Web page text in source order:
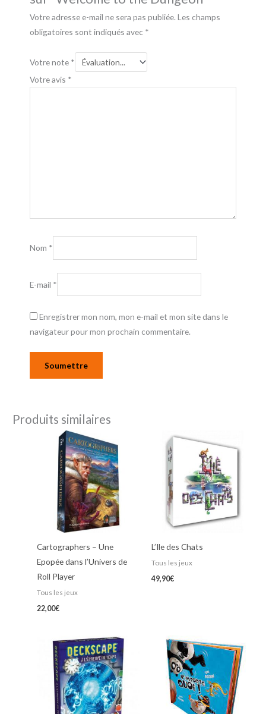
Votre adresse e-mail ne sera pas publiée. Les champs
obligatoires sont indiqués avec *
Votre note *
Votre avis *
Nom *
E-mail *
Enregistrer mon nom, mon e-mail et mon site dans le
navigateur pour mon prochain commentaire.
Produits similaires
Cartographers – Une
Epopée dans l’Univers de
Roll Player
Tous les jeux
22,00€
L’Ile des Chats
Tous les jeux
49,90€